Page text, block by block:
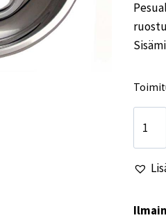
Rund
Maxi
määrä